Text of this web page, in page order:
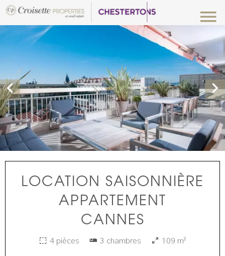
LOCATION SAISONNIÈRE
APPARTEMENT
CANNES
4 pièces 3 chambres 109 m²